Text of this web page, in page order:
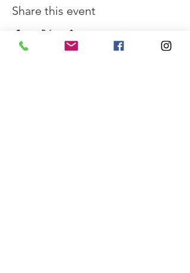
Share this event